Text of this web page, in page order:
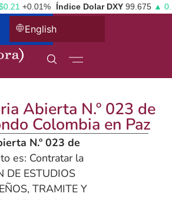
+0.01% Índice Dolar DXY 99.675 ▲
English
Abierta N.º 023 de
Colombia en Paz
N.º 023 de
es: Contratar la
DE ESTUDIOS
TRAMITE Y